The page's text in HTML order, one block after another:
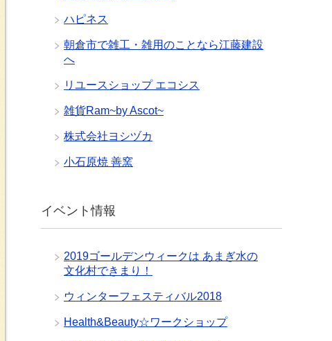
ハピネス
朝倉市で雑工・雑用のことなら江藤建設
へ
リユースショップ エコシス
雑貨Ram~by Ascot~
株式会社ヨシヅカ
小石原焼 善窯
イベント情報
2019ゴールデンウィークは あまぎ水の
文化村できまり！
ウィンターフェスティバル2018
Health&Beauty☆ワークショップ